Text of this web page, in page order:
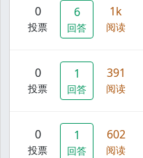
0
投票
6
回答
1k
阅读
0
投票
1
回答
391
阅读
0
投票
1
回答
602
阅读